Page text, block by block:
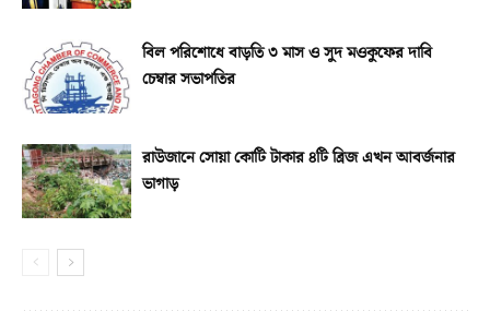
বিল পরিশোধে বাড়তি ৩ মাস ও সুদ মওকুফের দাবি
চেম্বার সভাপতির
রাউজানে সোয়া কোটি টাকার ৪টি ব্রিজ এখন আবর্জনার
ভাগাড়